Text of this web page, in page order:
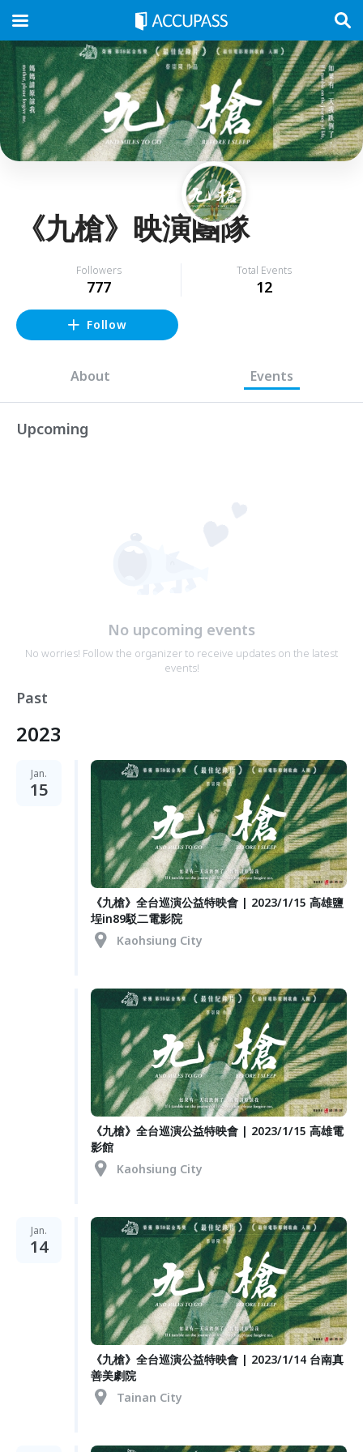
《九槍》映演團隊
Followers
777
Total Events
12
Follow
About Events
Upcoming
No upcoming events
No worries! Follow the organizer to receive updates on the latest
events!
Past
2023
Jan.
15
《九槍》全台巡演公益特映會 | 2023/1/15 高雄鹽
埕in89駁二電影院
Kaohsiung City
《九槍》全台巡演公益特映會 | 2023/1/15 高雄電
影館
Kaohsiung City
Jan.
14
《九槍》全台巡演公益特映會 | 2023/1/14 台南真
善美劇院
Tainan City